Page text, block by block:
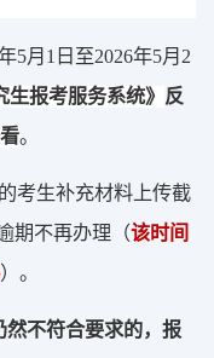
5月 1 日至2026年5月 2
生报考服务系统》 反
。
的考生补充材料上传截
期不再办理 （该时间
） 。
然不符合要求的， 报